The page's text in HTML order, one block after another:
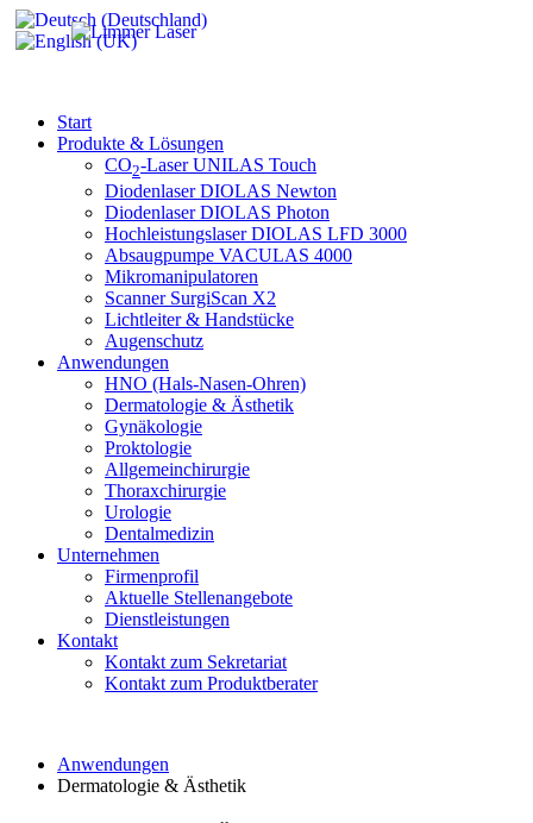
Start
Produkte & Lösungen
CO2-Laser UNILAS Touch
Diodenlaser DIOLAS Newton
Diodenlaser DIOLAS Photon
Hochleistungslaser DIOLAS LFD 3000
Absaugpumpe VACULAS 4000
Mikromanipulatoren
Scanner SurgiScan X2
Lichtleiter & Handstücke
Augenschutz
Anwendungen
HNO (Hals-Nasen-Ohren)
Dermatologie & Ästhetik
Gynäkologie
Proktologie
Allgemeinchirurgie
Thoraxchirurgie
Urologie
Dentalmedizin
Unternehmen
Firmenprofil
Aktuelle Stellenangebote
Dienstleistungen
Kontakt
Kontakt zum Sekretariat
Kontakt zum Produktberater
Anwendungen
Dermatologie & Ästhetik